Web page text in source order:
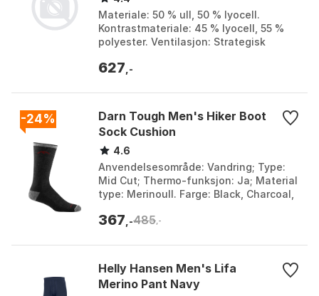
Materiale: 50 % ull, 50 % lyocell.
Kontrastmateriale: 45 % lyocell, 55 %
polyester. Ventilasjon: Strategisk
sømmer som motv...
627 ,-
-24%
Darn Tough Men's Hiker Boot
Sock Cushion
4.6
Anvendelsesområde: Vandring; Type:
Mid Cut; Thermo-funksjon: Ja; Material
type: Merinoull. Farge: Black, Charcoal,
367 ,-485 ,-
Helly Hansen Men's Lifa
Merino Pant Navy